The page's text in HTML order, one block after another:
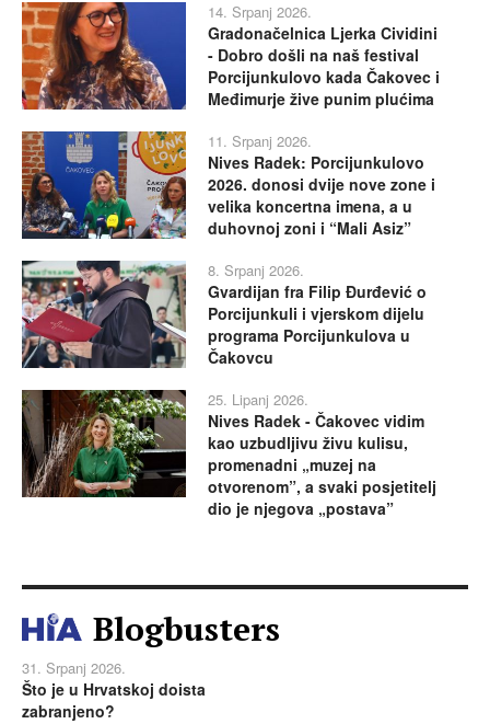
14. Srpanj 2026.
Gradonačelnica Ljerka Cividini
- Dobro došli na naš festival
Porcijunkulovo kada Čakovec i
Međimurje žive punim plućima
11. Srpanj 2026.
Nives Radek: Porcijunkulovo
2026. donosi dvije nove zone i
velika koncertna imena, a u
duhovnoj zoni i “Mali Asiz”
8. Srpanj 2026.
Gvardijan fra Filip Đurđević o
Porcijunkuli i vjerskom dijelu
programa Porcijunkulova u
Čakovcu
25. Lipanj 2026.
Nives Radek - Čakovec vidim
kao uzbudljivu živu kulisu,
promenadni „muzej na
otvorenom”, a svaki posjetitelj
dio je njegova „postava”
Blogbusters
31. Srpanj 2026.
Što je u Hrvatskoj doista
zabranjeno?